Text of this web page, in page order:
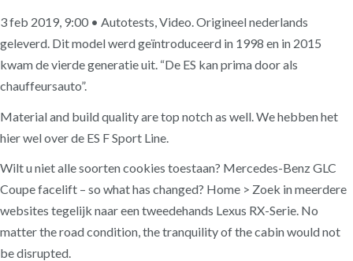
3 feb 2019, 9:00 • Autotests, Video. Origineel nederlands
geleverd. Dit model werd geïntroduceerd in 1998 en in 2015
kwam de vierde generatie uit. “De ES kan prima door als
chauffeursauto”.
Material and build quality are top notch as well. We hebben het
hier wel over de ES F Sport Line.
Wilt u niet alle soorten cookies toestaan? Mercedes-Benz GLC
Coupe facelift – so what has changed? Home > Zoek in meerdere
websites tegelijk naar een tweedehands Lexus RX-Serie. No
matter the road condition, the tranquility of the cabin would not
be disrupted.